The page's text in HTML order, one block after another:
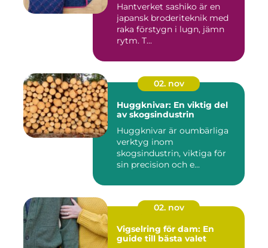
Hantverket sashiko är en
japansk broderiteknik med
raka förstygn i lugn, jämn
rytm. T...
02. nov
Huggknivar: En viktig del
av skogsindustrin
Huggknivar är oumbärliga
verktyg inom
skogsindustrin, viktiga för
sin precision och e...
02. nov
Vigselring för dam: En
guide till bästa valet